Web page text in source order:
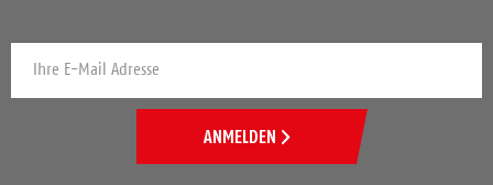
ANMELDEN